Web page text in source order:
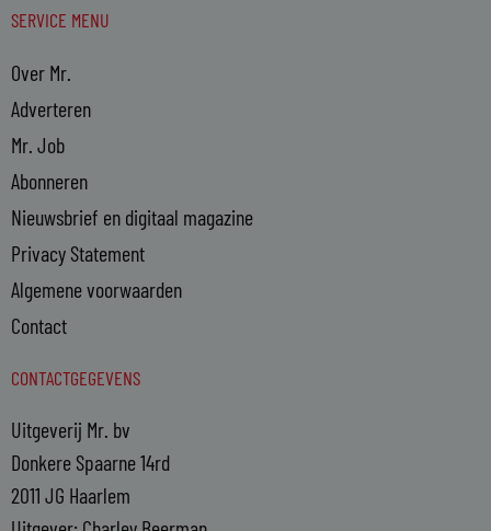
SERVICE MENU
Over Mr.
Adverteren
Mr. Job
Abonneren
Nieuwsbrief en digitaal magazine
Privacy Statement
Algemene voorwaarden
Contact
CONTACTGEGEVENS
Uitgeverij Mr. bv
Donkere Spaarne 14rd
2011 JG Haarlem